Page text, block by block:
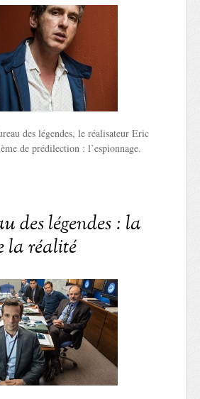
des légendes, le réalisateur Eric
de prédilection : l’espionnage.
des légendes : la
la réalité